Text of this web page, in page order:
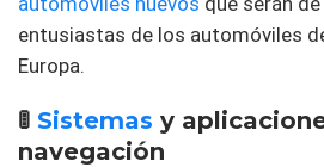
entusiastas de los automóviles
Europa.
🚦 Sistemas y
navegación